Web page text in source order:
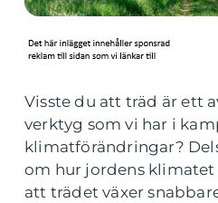
Visste du att träd är ett
verktyg som vi har i
klimatförändringar?
om hur jordens klimatet
att trädet växer